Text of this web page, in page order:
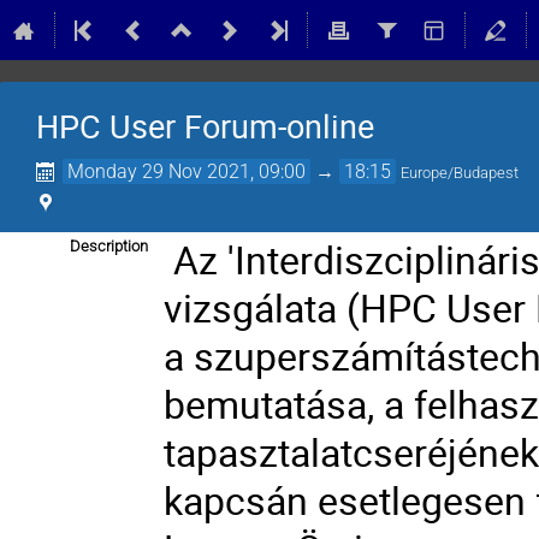
HPC User Forum-online
Monday 29 Nov 2021, 09:00 → 18:15 Europe/Budapest
Description
Az
vizsgálata (HPC
a
bemutatása, a
kapcsán